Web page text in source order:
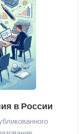
в России